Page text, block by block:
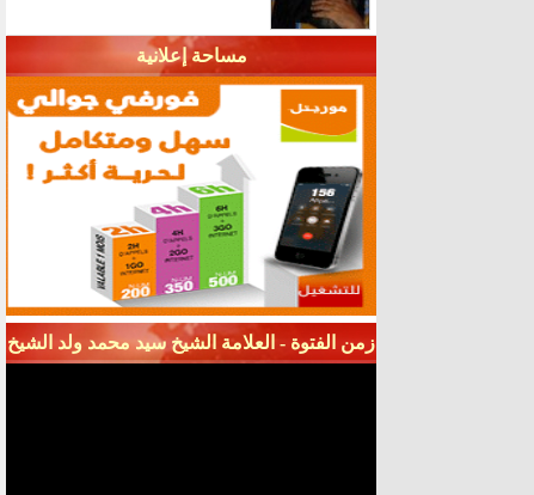
مساحة إعلانية
زمن الفتوة - العلامة الشيخ سيد محمد ولد الشيخ